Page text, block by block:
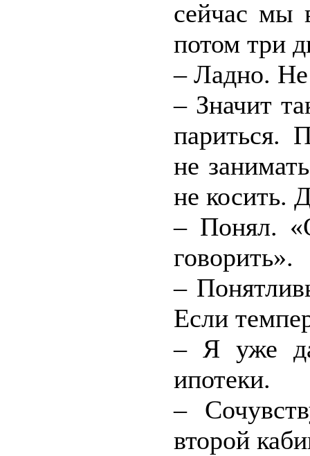
сейчас мы
потом три
– Ладно. Не
– Значит
париться.
не
не косить.
– Понял.
говорить».
–
Если
– Я уже
ипотеки.
–
второй